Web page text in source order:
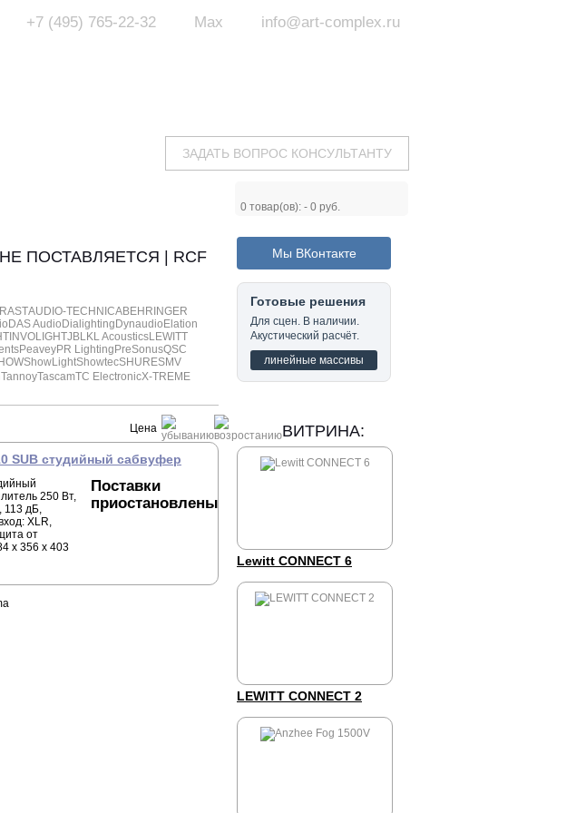
info@art-complex.ru
Max
+7 (495) 765-22-32
ЗАДАТЬ ВОПРОС КОНСУЛЬТАНТУ
0 товар(ов): - 0 руб.
ПОСТАВЛЯЕТСЯ | RCF
ASTAUDIO-TECHNICABEHRINGER
DAS Audio Dialighting Dynaudio Elation
INVOLIGHTJBLKL AcousticsLEWITT
PeaveyPR Lighting PreSonusQSC
ShowLightShowtecSHURESMV
TannoyTascamTC ElectronicX-TREME
Цена
SUB студийный сабвуфер
250 Вт,
113 дБ,
XLR,
от
х 356 х 403
Поставки
приостановлены
Мы ВКонтакте
Готовые решения
Для сцен. В наличии.
Акустический расчёт.
линейные массивы
ВИТРИНА:
Lewitt CONNECT 6
LEWITT CONNECT 2